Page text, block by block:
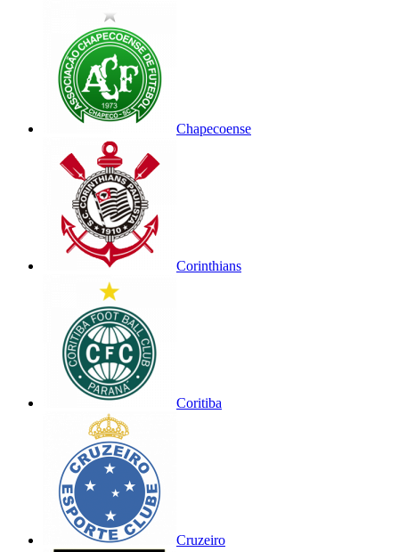
Chapecoense
Corinthians
Coritiba
Cruzeiro